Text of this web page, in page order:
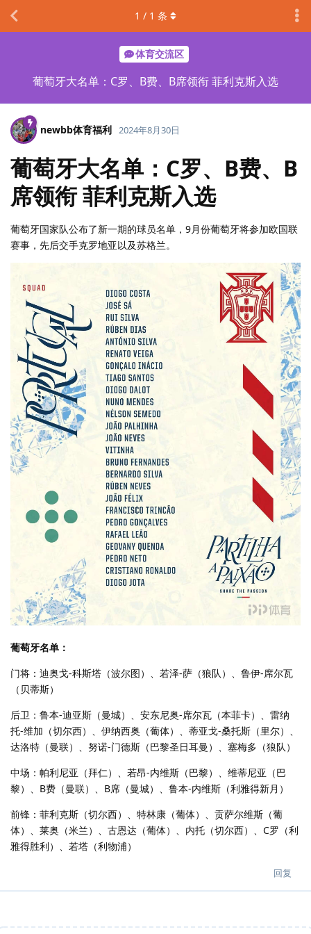
体育交流区
葡萄牙大名单：C罗、B费、B席领衔 菲利克斯入选
1 / 1 条
newbb体育福利 2024年8月30日
葡萄牙大名单：C罗、B费、B
席领衔 菲利克斯入选
葡萄牙国家队公布了新一期的球员名单，9月份葡萄牙将参加欧国联
赛事，先后交手克罗地亚以及苏格兰。
葡萄牙名单：
门将：迪奥戈-科斯塔（波尔图）、若泽-萨（狼队）、鲁伊-席尔瓦
（贝蒂斯）
后卫：鲁本-迪亚斯（曼城）、安东尼奥-席尔瓦（本菲卡）、雷纳
托-维加（切尔西）、伊纳西奥（葡体）、蒂亚戈-桑托斯（里尔）、
达洛特（曼联）、努诺-门德斯（巴黎圣日耳曼）、塞梅多（狼队）
中场：帕利尼亚（拜仁）、若昂-内维斯（巴黎）、维蒂尼亚（巴
黎）、B费（曼联）、B席（曼城）、鲁本-内维斯（利雅得新月）
前锋：菲利克斯（切尔西）、特林康（葡体）、贡萨尔维斯（葡
体）、莱奥（米兰）、古恩达（葡体）、内托（切尔西）、C罗（利
雅得胜利）、若塔（利物浦）
回复